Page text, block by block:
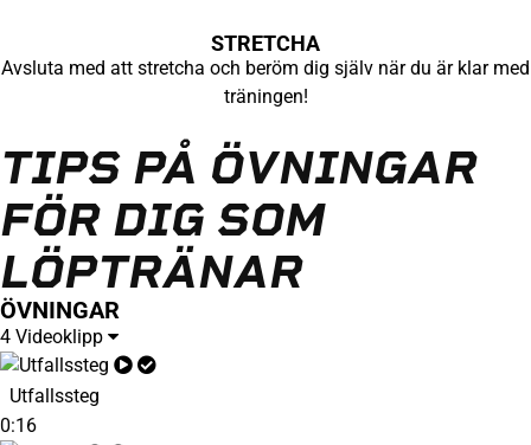
STRETCHA
Avsluta med att stretcha och beröm dig själv när du är klar med
träningen!
TIPS PÅ ÖVNINGAR
FÖR DIG SOM
LÖPTRÄNAR
ÖVNINGAR
4 Videoklipp
Utfallssteg
0:16